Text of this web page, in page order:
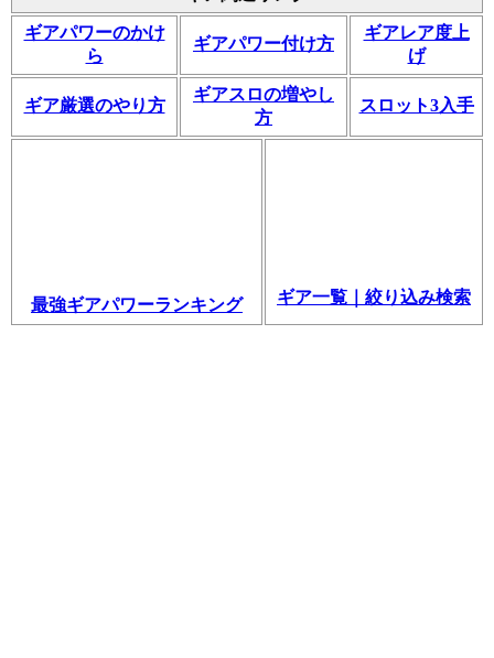
ギアパワーのかけ
ら
ギアパワー付け方
ギアレア度上
げ
ギア厳選のやり方
ギアスロの増やし
方
スロット3入手
最強ギアパワーランキング ギア一覧｜絞り込み検索